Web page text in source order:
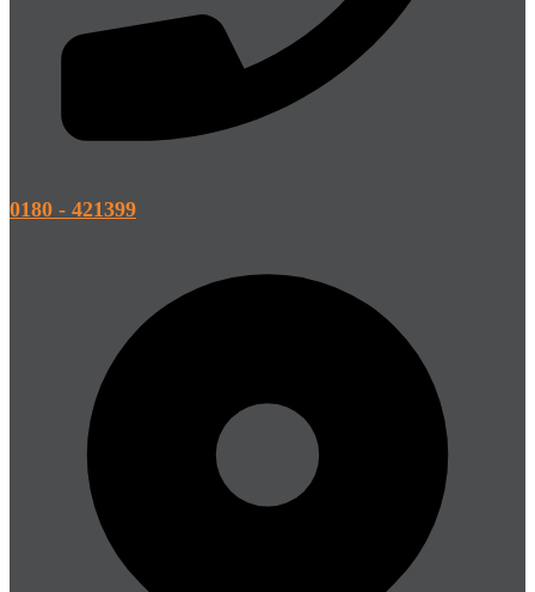
0180 - 421399